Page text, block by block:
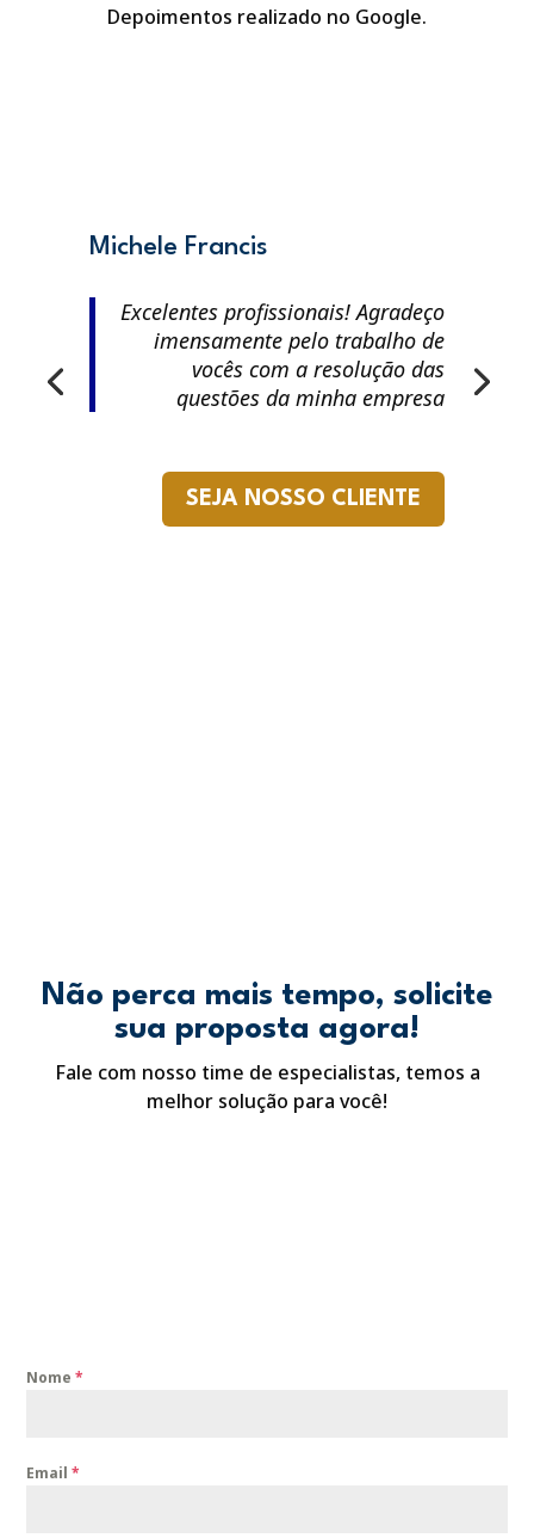
Depoimentos realizado no Google.
Michele Francis
Excelentes profissionais! Agradeço
imensamente pelo trabalho de
vocês com a resolução das
questões da minha empresa
SEJA NOSSO CLIENTE
Não perca mais tempo, solicite
sua proposta agora!
Fale com nosso time de especialistas, temos a
melhor solução para você!
Nome*
Email*